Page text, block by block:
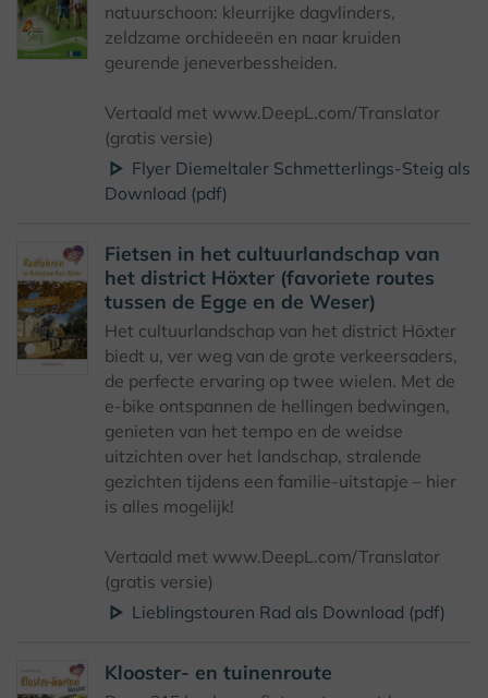
natuurschoon: kleurrijke dagvlinders,
zeldzame orchideeën en naar kruiden
geurende jeneverbessheiden.
Vertaald met www.DeepL.com/Translator
(gratis versie)
Flyer Diemeltaler Schmetterlings-Steig als
Download (pdf)
Fietsen in het cultuurlandschap van
het district Höxter (favoriete routes
tussen de Egge en de Weser)
Het cultuurlandschap van het district Höxter
biedt u, ver weg van de grote verkeersaders,
de perfecte ervaring op twee wielen. Met de
e-bike ontspannen de hellingen bedwingen,
genieten van het tempo en de weidse
uitzichten over het landschap, stralende
gezichten tijdens een familie-uitstapje – hier
is alles mogelijk!
Vertaald met www.DeepL.com/Translator
(gratis versie)
Lieblingstouren Rad als Download (pdf)
Klooster- en tuinenroute